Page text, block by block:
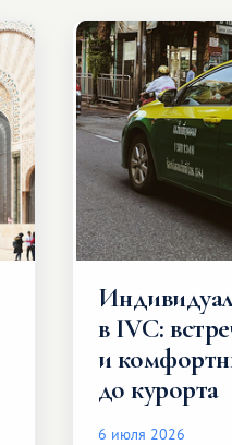
в IVC:
и
до курорта
6 июля 2026